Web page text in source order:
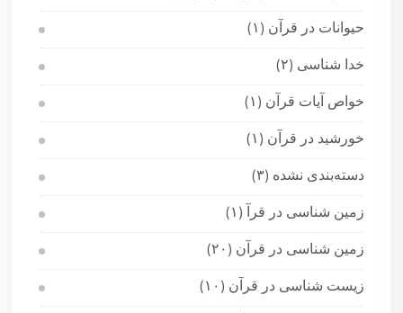
حیوانات در قرآن (۱)
خدا شناسی (۲)
خواص آیات قرآن (۱)
خورشید در قرآن (۱)
دسته‌بندی نشده (۳)
زمین شناسی در قرآ (۱)
زمین شناسی در قرآن (۲۰)
زیست شناسی در قرآن (۱۰)